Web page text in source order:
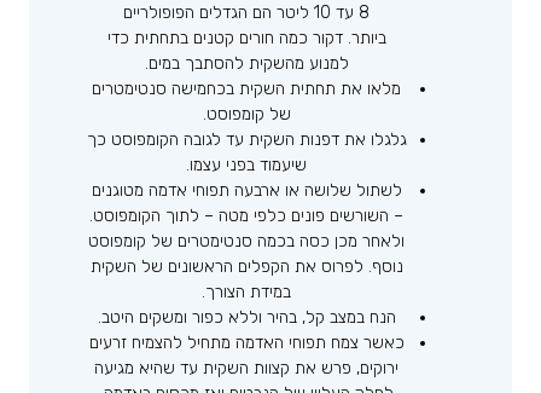
8 עד 10 ליטר הם הגדלים הפופולריים
ביותר. דקור כמה חורים קטנים בתחתית כדי
למנוע מהשקית להסתבך במים.
מלאו את תחתית השקית בכחמישה סנטימטרים
של קומפוסט.
גלגלו את דפנות השקית עד לגובה הקומפוסט כך
שיעמוד בפני עצמו.
לשתול שלושה או ארבעה תפוחי אדמה מטוגנים
– השורשים פונים כלפי מטה – לתוך הקומפוסט.
ולאחר מכן כסה בכמה סנטימטרים של קומפוסט
נוסף. לפרוס את הקפלים הראשונים של השקית
במידת הצורך.
הנח במצב קל, בהיר וללא כפור ומשקים היטב.
כאשר צמח תפוחי האדמה מתחיל להצמיח זרעים
ירוקים, פרש את קצוות השקית עד שהיא מגיעה